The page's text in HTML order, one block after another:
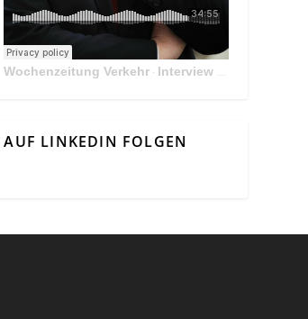
Wochenzeitung Verkehr · Interview Mit Andreas Matthä, CEO der ÖBB Holding
AUF LINKEDIN FOLGEN